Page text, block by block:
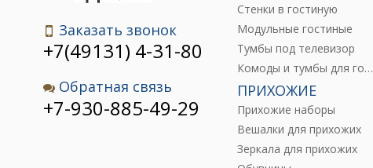
Заказать звонок
+7(49131) 4-31-80
Обратная связь
+7-930-885-49-29
Стенки в гостиную
Модульные гостиные
Тумбы под телевизор
Комоды и тумбы для гостиных
ПРИХОЖИЕ
Прихожие наборы
Вешалки для прихожих
Зеркала для прихожих